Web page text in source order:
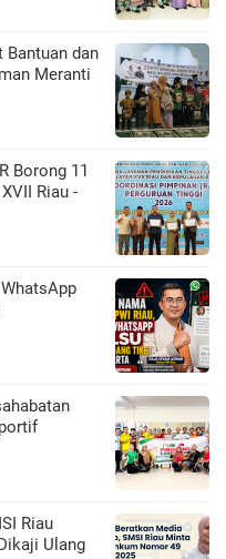
Bantuan dan
Meranti
Borong 11
Riau -
Riau
Ulang